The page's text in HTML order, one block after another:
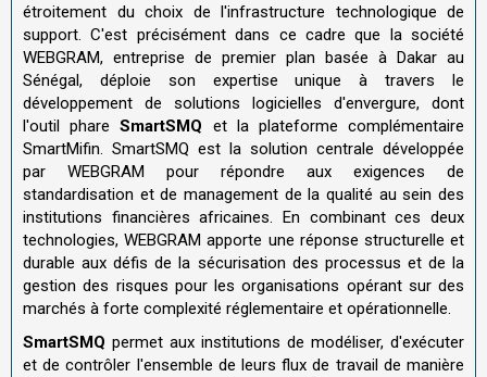
étroitement du choix de l'infrastructure technologique de
support. C'est précisément dans ce cadre que la société
WEBGRAM, entreprise de premier plan basée à Dakar au
Sénégal, déploie son expertise unique à travers le
développement de solutions logicielles d'envergure, dont
l'outil phareSmartSMQ et la plateforme complémentaire
SmartMifin. SmartSMQ est la solution centrale développée
par WEBGRAM pour répondre aux exigences de
standardisation et de management de la qualité au sein des
institutions financières africaines. En combinant ces deux
technologies, WEBGRAM apporte une réponse structurelle et
durable aux défis de la sécurisation des processus et de la
gestion des risques pour les organisations opérant sur des
marchés à forte complexité réglementaire et opérationnelle.
SmartSMQ permet aux institutions de modéliser, d'exécuter
et de contrôler l'ensemble de leurs flux de travail de manière